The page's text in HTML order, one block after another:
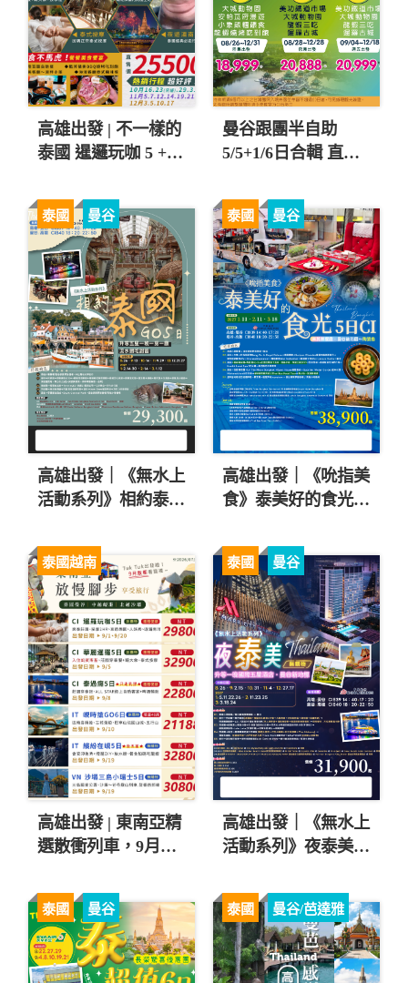
高雄出發 | 不一樣的
泰國 暹邏玩咖 5 + 1
曼谷跟團半自助
5/5+1/6日合輯 直售
泰國 曼谷
高雄出發｜《無水上
活動系列》相約泰國
一晚一房一廳.流水
蝦吃到飽 $29,300 起
❤️
泰國 曼谷
高雄出發｜《吮指美
食》泰美好的食光5
谷後花園~陶瓷島
$38,900 起 ❤️
泰國越南
高雄出發 | 東南亞精
選散衝列車，9月超
起 💚
泰國 曼谷
高雄出發｜《無水上
活動系列》夜泰美5
星酒店.曼谷新地標.
無購物 $31,900 起
❤️
泰國 曼谷 泰國 曼谷/芭達雅